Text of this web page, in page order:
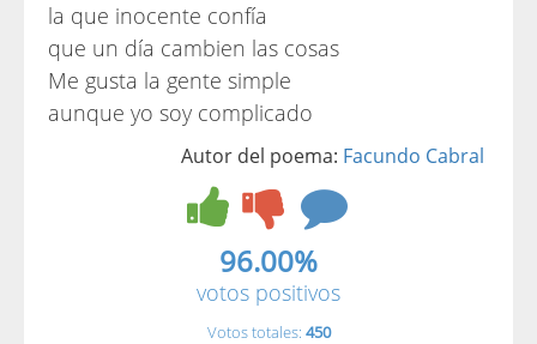
la que inocente confía
que un día cambien las cosas
Me gusta la gente simple
aunque yo soy complicado
Autor del poema: Facundo Cabral
96.00%
votos positivos
Votos totales: 450